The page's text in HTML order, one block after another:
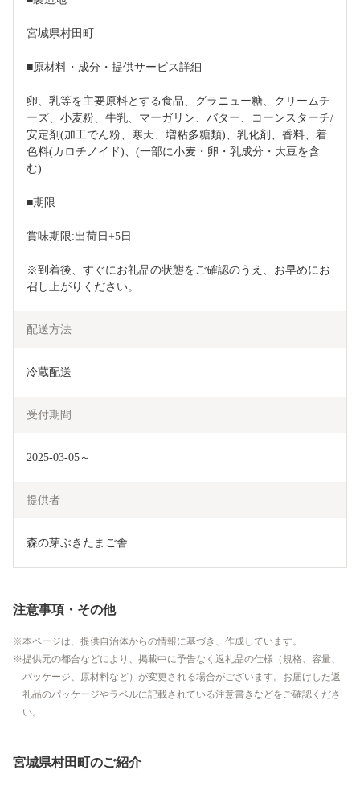
宮城県村田町
■原材料・成分・提供サービス詳細
卵、乳等を主要原料とする食品、グラニュー糖、クリームチ
ーズ、小麦粉、牛乳、マーガリン、バター、コーンスターチ/
安定剤(加工でん粉、寒天、増粘多糖類)、乳化剤、香料、着
色料(カロチノイド)、(一部に小麦・卵・乳成分・大豆を含
む)
■期限
賞味期限:出荷日+5日
※到着後、すぐにお礼品の状態をご確認のうえ、お早めにお
召し上がりください。
配送方法
冷蔵配送
受付期間
2025-03-05～
提供者
森の芽ぶきたまご舎
注意事項・その他
本ページは、提供自治体からの情報に基づき、作成しています。
提供元の都合などにより、掲載中に予告なく返礼品の仕様（規格、容量、
パッケージ、原材料など）が変更される場合がございます。お届けした返
礼品のパッケージやラベルに記載されている注意書きなどをご確認くださ
い。
宮城県村田町のご紹介